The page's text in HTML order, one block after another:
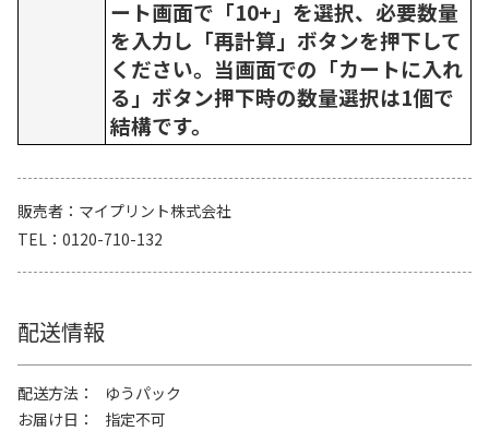
ート画面で「10+」を選択、必要数量
を入力し「再計算」ボタンを押下して
ください。当画面での「カートに入れ
る」ボタン押下時の数量選択は1個で
結構です。
販売者
マイプリント株式会社
TEL
0120-710-132
配送情報
配送方法
ゆうパック
お届け日
指定不可